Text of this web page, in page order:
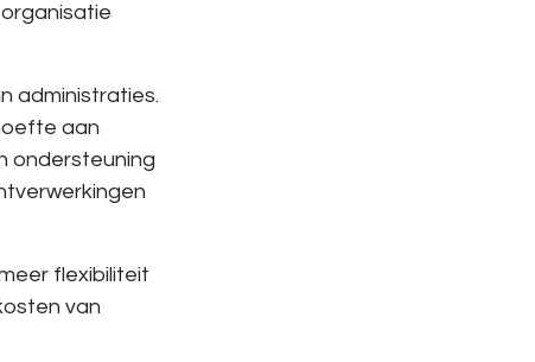
administraties.
aan
ondersteuning
flexibiliteit
van